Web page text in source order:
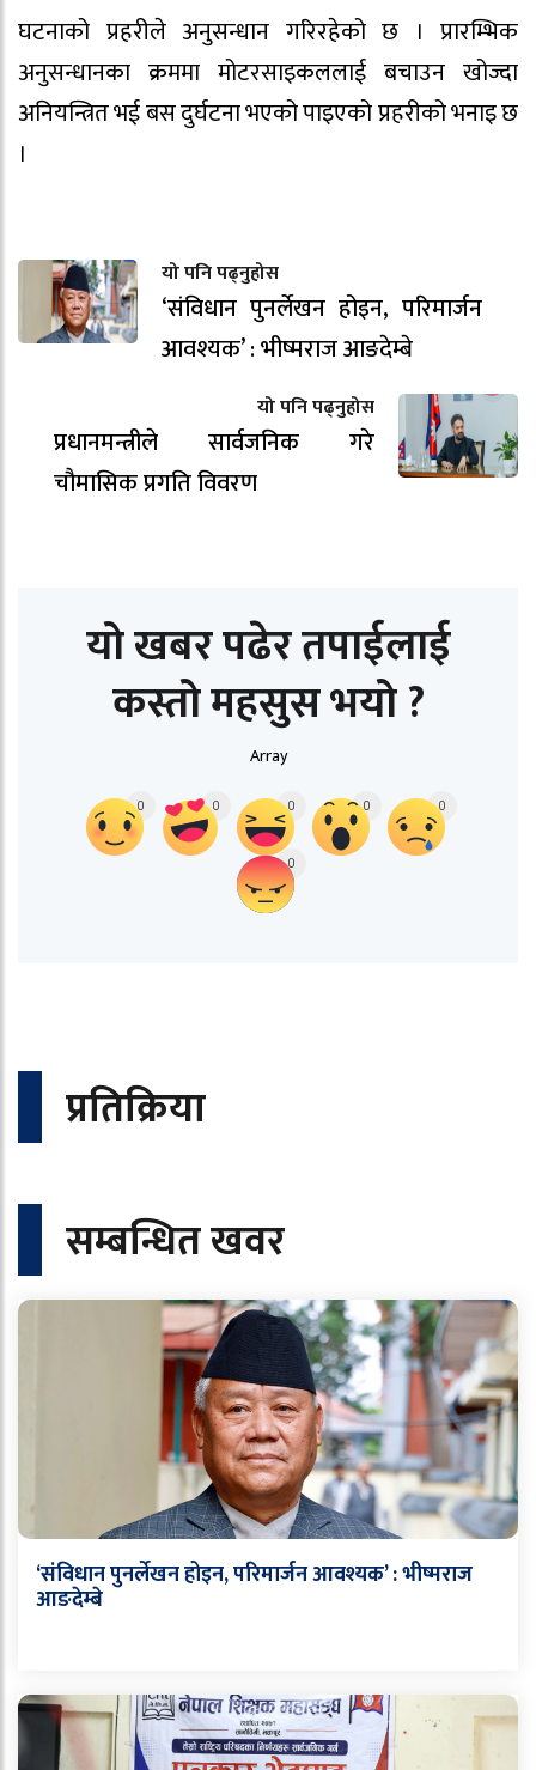
घटनाको प्रहरीले अनुसन्धान गरिरहेको छ । प्रारम्भिक
अनुसन्धानका क्रममा मोटरसाइकललाई बचाउन खोज्दा
अनियन्त्रित भई बस दुर्घटना भएको पाइएको प्रहरीको भनाइ छ
।
यो पनि पढ्नुहोस
‘संविधान पुनर्लेखन होइन, परिमार्जन
आवश्यक’ : भीष्मराज आङदेम्बे
यो पनि पढ्नुहोस
प्रधानमन्त्रीले सार्वजनिक गरे
चौमासिक प्रगति विवरण
यो खबर पढेर तपाईलाई
कस्तो महसुस भयो ?
Array
0 0 0 0 0
0
प्रतिक्रिया
सम्बन्धित खवर
‘संविधान पुनर्लेखन होइन, परिमार्जन आवश्यक’ : भीष्मराज
आङदेम्बे